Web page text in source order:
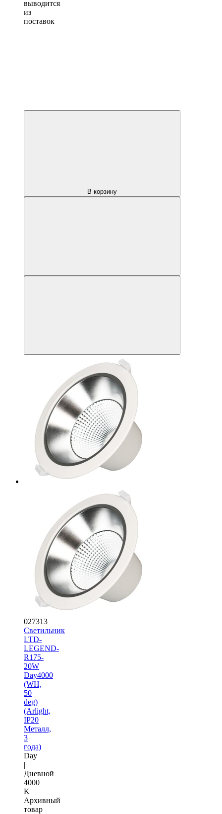
выводится
из
поставок
В корзину
027313
Светильник
LTD-
LEGEND-
R175-
20W
Day4000
(WH,
50
deg)
(Arlight,
IP20
Металл,
3
года)
Day
|
Дневной
4000
K
Архивный
товар